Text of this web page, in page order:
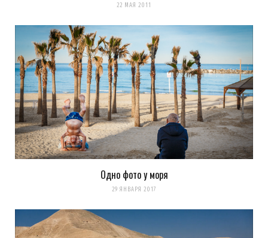
22 МАЯ 2011
Одно фото у моря
29 ЯНВАРЯ 2017